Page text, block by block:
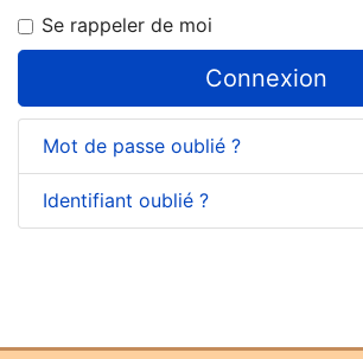
Se rappeler de moi
Connexion
Mot de passe oublié ?
Identifiant oublié ?